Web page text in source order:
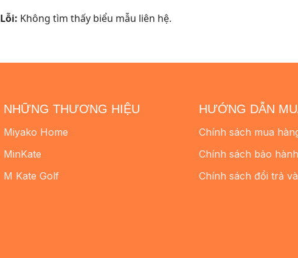
Lỗi: Không tìm thấy biểu mẫu liên hệ.
NHỮNG THƯƠNG HIỆU
Miyako Home
MinKate
M Kate Golf
HƯỚNG DẪN
Chính sách mua
Chính sách bảo hành
Chính sách đổi trả